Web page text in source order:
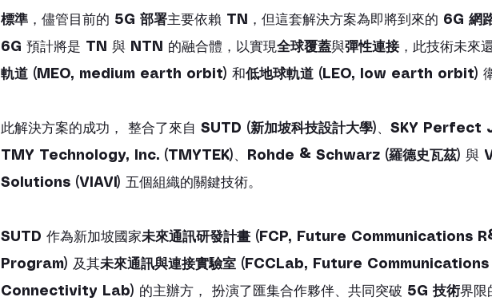
標準 ，儘管目前的 5G 部署主要依賴 TN ，但這套解決方案為即將到來的 6G 網
6G 預計將是 TN 與 NTN 的融合體，以實現全球覆蓋與彈性連接，此技術未來
軌道 (MEO, medium earth orbit) 和低地球軌道 (LEO, low earth orbit)
此解決方案的成功， 整合了來自 SUTD (新加坡科技設計大學)、 SKY Perfect
TMY Technology, Inc. (TMYTEK)、 Rohde & Schwarz (羅德史瓦茲) 與
Solutions (VIAVI) 五個組織的關鍵技術。
SUTD 作為新加坡國家未來通訊研發計畫 (FCP, Future Communications
Program) 及其未來通訊與連接實驗室 (FCCLab, Future
Connectivity Lab) 的主辦方， 扮演了匯集合作夥伴、共同突破 5G 技術界限